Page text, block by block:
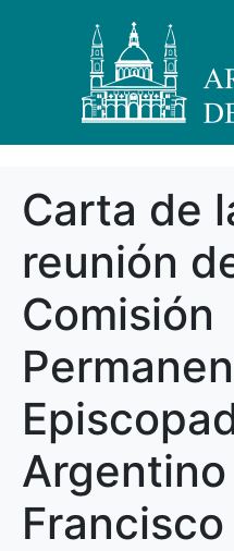
Carta de
reunión
Comisión
Argentino
Francisco